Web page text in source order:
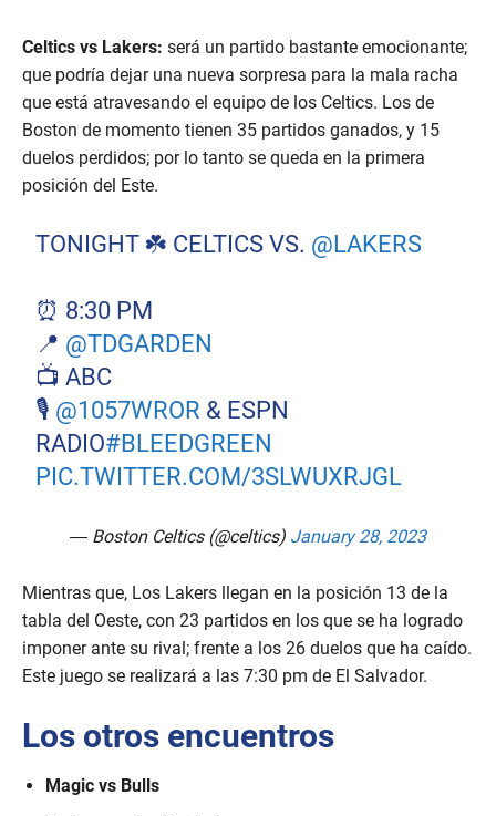
Celtics vs Lakers: será un partido bastante emocionante;
que podría dejar una nueva sorpresa para la mala racha
que está atravesando el equipo de los Celtics. Los de
Boston de momento tienen 35 partidos ganados, y 15
duelos perdidos; por lo tanto se queda en la primera
posición del Este.
TONIGHT ☘️ CELTICS VS. @LAKERS
⏰ 8:30 PM
📍 @TDGARDEN
📺 ABC
🎙️ @1057WROR & ESPN
RADIO#BLEEDGREEN
PIC.TWITTER.COM/3SLWUXRJGL
— Boston Celtics (@celtics) January 28, 2023
Mientras que, Los Lakers llegan en la posición 13 de la
tabla del Oeste, con 23 partidos en los que se ha logrado
imponer ante su rival; frente a los 26 duelos que ha caído.
Este juego se realizará a las 7:30 pm de El Salvador.
Los otros encuentros
Magic vs Bulls